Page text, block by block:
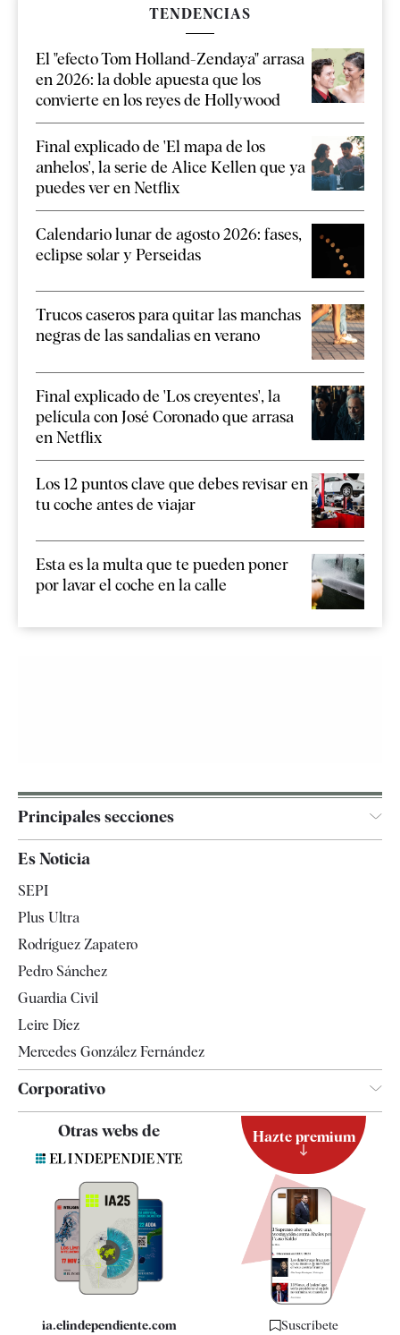
TENDENCIAS
El "efecto Tom Holland-Zendaya" arrasa
en 2026: la doble apuesta que los
convierte en los reyes de Hollywood
Final explicado de 'El mapa de los
anhelos', la serie de Alice Kellen que ya
puedes ver en Netflix
Calendario lunar de agosto 2026: fases,
eclipse solar y Perseidas
Trucos caseros para quitar las manchas
negras de las sandalias en verano
Final explicado de 'Los creyentes', la
película con José Coronado que arrasa
en Netflix
Los 12 puntos clave que debes revisar en
tu coche antes de viajar
Esta es la multa que te pueden poner
por lavar el coche en la calle
Principales secciones
Televisión
Es Noticia
SEPI
Plus Ultra
Rodríguez Zapatero
Pedro Sánchez
Guardia Civil
Leire Díez
Mercedes González Fernández
Corporativo
Quiénes somos
Especificaciones
Otras webs de
ia.elindependiente.com
Hazte premium
Suscríbete